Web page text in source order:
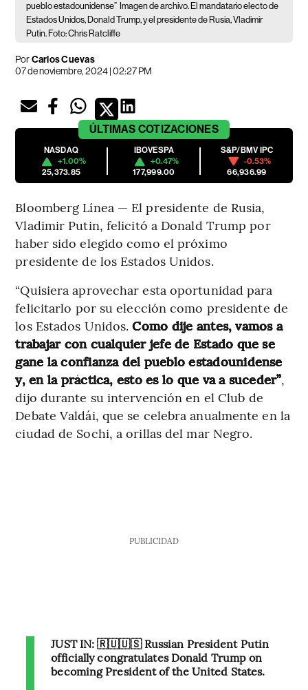
pueblo estadounidense” Imagen de archivo. El mandatario electo de
Estados Unidos, Donald Trump, y el presidente de Rusia, Vladimir
Putin. Foto: Chris Ratcliffe
PorCarlos Cuevas
07 de noviembre, 2024 | 02:27 PM
ÚLTIMAS COTIZACIONES
NASDAQ
+1.00%
25,373.85
IBOVESPA
+0.47%
177,999.00
S&P/BMV IPC
-0.53%
66,936.99
Bloomberg Línea — El presidente de Rusia,
Vladimir Putin, felicitó a Donald Trump por
haber sido elegido como el próximo
presidente de los Estados Unidos.
“Quisiera aprovechar esta oportunidad para
felicitarlo por su elección como presidente de
los Estados Unidos.Como dije antes, vamos a
trabajar con cualquier jefe de Estado que se
gane la confianza del pueblo estadounidense
y, en la práctica, esto es lo que va a suceder”,
dijo durante su intervención en el Club de
Debate Valdái, que se celebra anualmente en la
ciudad de Sochi, a orillas del mar Negro.
PUBLICIDAD
JUST IN: 🇷🇺🇺🇸 Russian President Putin
officially congratulates Donald Trump on
becoming President of the United States.